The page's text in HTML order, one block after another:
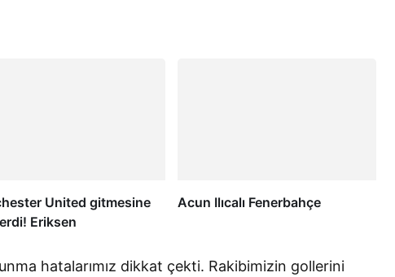
United gitmesine
Eriksen
Acun Ilıcalı Fenerbahçe
hatalarımız dikkat çekti. Rakibimizin gollerini